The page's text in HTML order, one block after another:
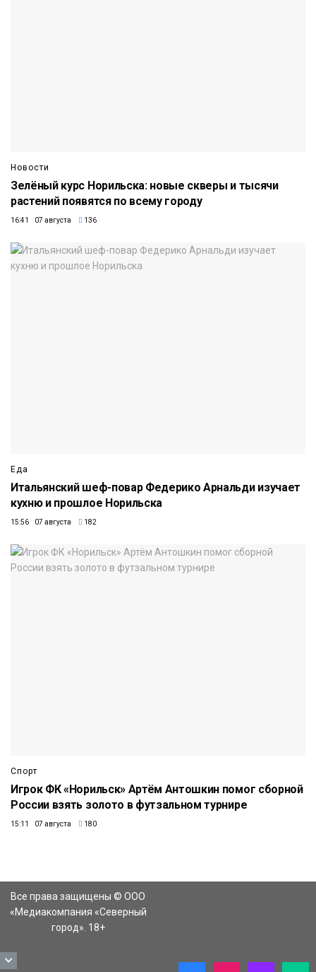
Новости
Зелёный курс Норильска: новые скверы и тысячи
растений появятся по всему городу
16:41 07 августа 136
Еда
Итальянский шеф-повар Федерико Арнальди изучает
кухню и прошлое Норильска
15:56 07 августа 182
Спорт
Игрок ФК «Норильск» Артём Антошкин помог сборной
России взять золото в футзальном турнире
15:11 07 августа 180
Все права защищены © ООО
«Медиакомпания «Северный
город». 18+